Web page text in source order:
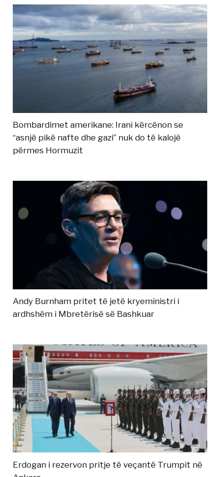
Bombardimet amerikane: Irani kërcënon se
“asnjë pikë nafte dhe gazi” nuk do të kalojë
përmes Hormuzit
Andy Burnham pritet të jetë kryeministri i
ardhshëm i Mbretërisë së Bashkuar
Erdogan i rezervon pritje të veçantë Trumpit në